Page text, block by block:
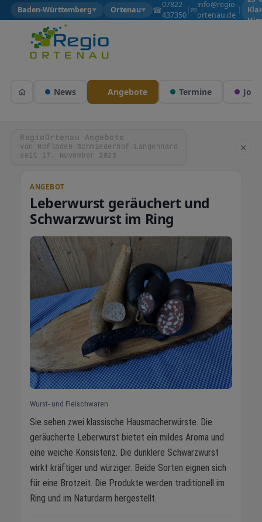
Baden-Württemberg▼ Ortenau▼ ☎07822-
437350
| ✉info@regio-
ortenau.de
|
News Angebote Termine Jobs
RegioOrtenau Angebote
von Hofladen Schmiederhof Langenhard
seit 17. November 2025
×
ANGEBOT
Leberwurst geräuchert und
Schwarzwurst im Ring
Wurst- und Fleischwaren
Sie sehen zwei klassische Hausmacherwürste. Die
geräucherte Leberwurst bietet ein mildes Aroma und
eine weiche Konsistenz. Die dunklere Schwarzwurst
wirkt kräftiger und würziger. Beide Sorten eignen sich
für eine Brotzeit. Die Produkte werden traditionell im
Ring und im Naturdarm hergestellt.